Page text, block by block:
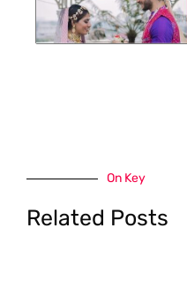
On Key
Related Posts